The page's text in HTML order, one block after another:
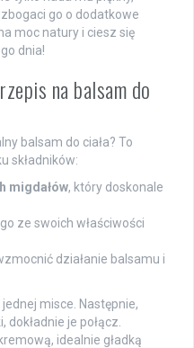
go o dodatkowe
moc natury i ciesz się
dnia!
na balsam do
balsam do ciała? To
składników:
migdałów, który doskonale
ze swoich właściwości
działanie balsamu i
misce. Następnie,
je połącz.
idealnie gładką